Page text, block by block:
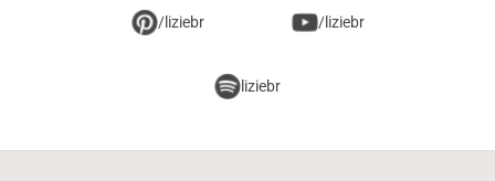
/liziebr /liziebr
liziebr